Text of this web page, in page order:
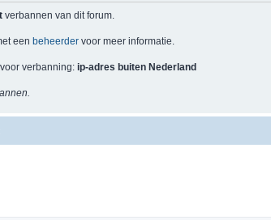
verbannen van dit forum.
een beheerder voor meer informatie.
verbanning: ip-adres buiten Nederland